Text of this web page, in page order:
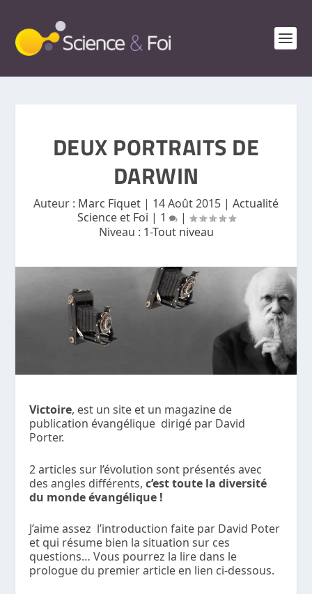
DEUX PORTRAITS DE
DARWIN
Auteur : Marc Fiquet | 14 Août 2015 | Actualité
Science et Foi | 1
|
Niveau : 1-Tout niveau
Victoire, est un site et un magazine de
publication évangélique dirigé par David
Porter.
2 articles sur l’évolution sont présentés avec
des angles différents,c’est toute la diversité
du monde évangélique !
J’aime assez l’introduction faite par David Poter
et qui résume bien la situation sur ces
questions… Vous pourrez la lire dans le
prologue du premier article en lien ci-dessous.